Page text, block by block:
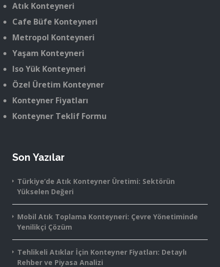
Atık Konteyneri
Cafe Büfe Konteyneri
Metropol Konteyneri
Yaşam Konteyneri
Iso Yük Konteyneri
Özel Üretim Konteyner
Konteyner Fiyatları
Konteyner Teklif Formu
Son Yazılar
Türkiye’de Atık Konteyner Üretimi: Sektörün
Yükselen Değeri
Mobil Atık Toplama Konteyneri: Çevre Yönetiminde
Yenilikçi Çözüm
Tehlikeli Atıklar İçin Konteyner Fiyatları: Detaylı
Rehber ve Piyasa Analizi